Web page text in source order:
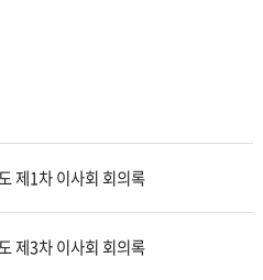
제1차 이사회 회의록
제3차 이사회 회의록